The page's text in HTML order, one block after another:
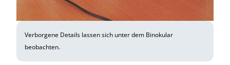
Verborgene Details lassen sich unter dem Binokular
beobachten.